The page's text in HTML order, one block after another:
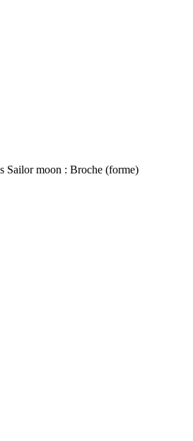
Sailor moon : Broche (forme)